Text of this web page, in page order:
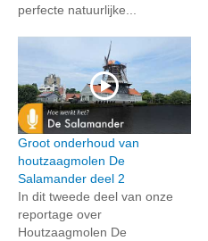
perfecte natuurlijke...
Groot onderhoud van
houtzaagmolen De
Salamander deel 2
In dit tweede deel van onze
reportage over
Houtzaagmolen De